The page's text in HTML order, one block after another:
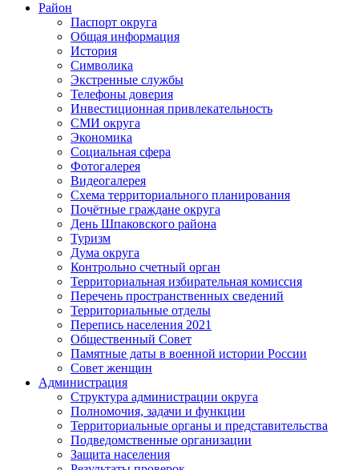
Район
Паспорт округа
Общая информация
История
Символика
Экстренные службы
Телефоны доверия
Инвестиционная привлекательность
СМИ округа
Экономика
Социальная сфера
Фотогалерея
Видеогалерея
Схема территориального планирования
Почётные граждане округа
День Шпаковского района
Туризм
Дума округа
Контрольно счетный орган
Территориальная избирательная комиссия
Перечень пространственных сведений
Территориальные отделы
Перепись населения 2021
Общественный Совет
Памятные даты в военной истории России
Совет женщин
Администрация
Структура администрации округа
Полномочия, задачи и функции
Территориальные органы и представительства
Подведомственные организации
Защита населения